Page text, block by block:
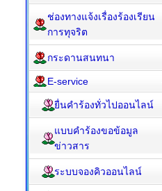
ช่องทางแจ้งเรื่องร้องเรียน
การทุจริต
กระดานสนทนา
E-service
ยื่นคำร้องทั่วไปออนไลน์
แบบคำร้องขอข้อมูล
ข่าวสาร
ระบบจองคิวออนไลน์